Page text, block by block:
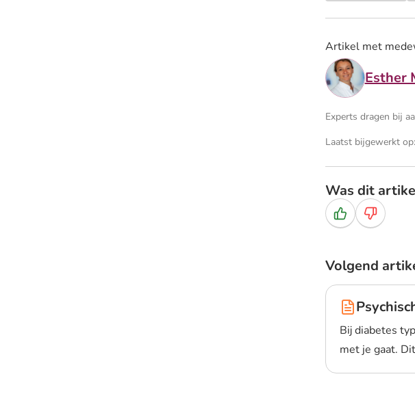
Artikel met
Esther
Experts dragen bij
Laatst bijgewerkt
Was dit
Ja Nee
Volgend
Bij diabetes
met je gaat.